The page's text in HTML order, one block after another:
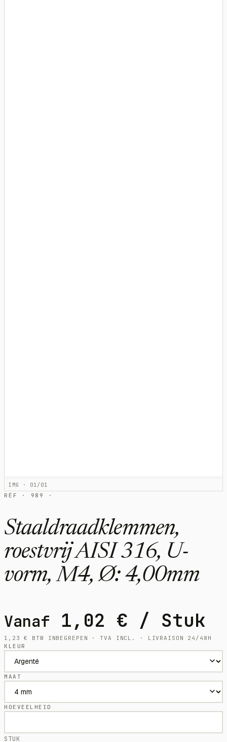
IMG · 01/01
RÉF · 989 ·
Staaldraadklemmen,
roestvrij AISI 316, U-
vorm, M4, Ø: 4,00mm
Vanaf 1,02 € / Stuk
1,23€
BTW INBEGREPEN · TVA INCL. · LIVRAISON 24/48H
KLEUR
MAAT
HOEVEELHEID
STUK